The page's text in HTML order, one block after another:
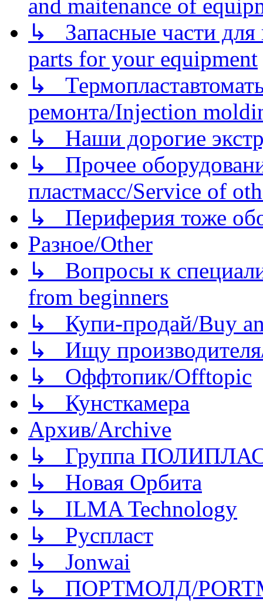
and maitenance of
↳ Запасные части для
parts for your equipment
↳
ремонта/Injection
↳ Наши дорогие
↳ Прочее
пластмасс/Service of
↳ Периферия тоже
Разное/Other
↳ Вопросы к
from beginners
↳ Купи-продай/Buy
↳ Ищу
↳ Оффтопик/Offtopic
↳ Кунсткамера
Архив/Archive
↳ Группа
↳ Новая Орбита
↳ ILMA Technology
↳ Руспласт
↳ Jonwai
↳ ПОРТМОЛД/